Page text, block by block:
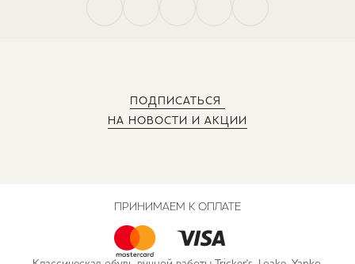
ПОДПИСАТЬСЯ
НА НОВОСТИ И АКЦИИ
ПРИНИМАЕМ К ОПЛАТЕ